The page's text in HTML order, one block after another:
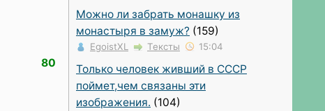
80
Можно ли забрать монашку из
монастыря в замуж? (159)
EgoistXL Тексты 15:04
Только человек живший в СССР
поймет,чем связаны эти
изображения. (104)